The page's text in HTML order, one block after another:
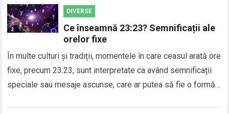
DIVERSE
Ce înseamnă 23:23? Semnificații ale
orelor fixe
În multe culturi și tradiții, momentele în care ceasul arată ore
fixe, precum 23:23, sunt interpretate ca având semnificații
speciale sau mesaje ascunse, care ar putea să fie o formă…